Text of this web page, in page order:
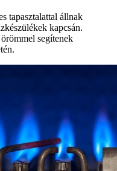
tapasztalattal állnak
kapcsán.
segítenek